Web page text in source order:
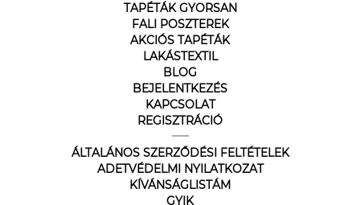
TAPÉTÁK GYORSAN
FALI POSZTEREK
AKCIÓS TAPÉTÁK
LAKÁSTEXTIL
BLOG
BEJELENTKEZÉS
KAPCSOLAT
REGISZTRÁCIÓ
ÁLTALÁNOS SZERZŐDÉSI FELTÉTELEK
ADETVÉDELMI NYILATKOZAT
KÍVÁNSÁGLISTÁM
GYIK